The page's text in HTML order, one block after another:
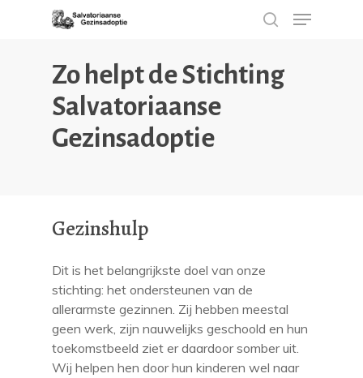
Hit enter to search or ESC to close
Zo helpt de Stichting
Salvatoriaanse
Gezinsadoptie
Gezinshulp
Dit is het belangrijkste doel van onze
stichting: het ondersteunen van de
allerarmste gezinnen. Zij hebben meestal
geen werk, zijn nauwelijks geschoold en hun
toekomstbeeld ziet er daardoor somber uit.
Wij helpen hen door hun kinderen wel naar